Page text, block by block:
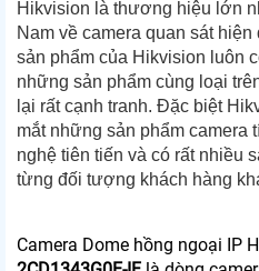
Hikvision là thương hiệu lớn
Nam về camera quan sát hiện
sản phẩm của Hikvision luôn
những sản phẩm cùng loại
lại rất cạnh tranh. Đặc biệt
mắt những sản phẩm camera
nghệ tiên tiến và có rất nhiều
từng đối tượng khách hàng
Camera Dome hồng ngoại IP